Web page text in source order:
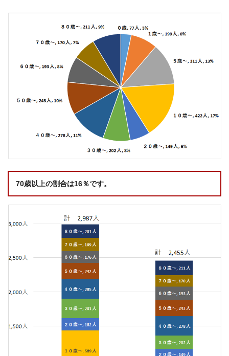
70歳以上の割合は16％です。